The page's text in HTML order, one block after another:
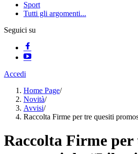
Sport
Tutti gli argomenti...
Seguici su
Accedi
Home Page/
Novità/
Avvisi/
Raccolta Firme per tre quesiti
Raccolta Firme